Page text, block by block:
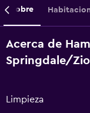
Sobre
Acerca de
Springdale/
Limpieza